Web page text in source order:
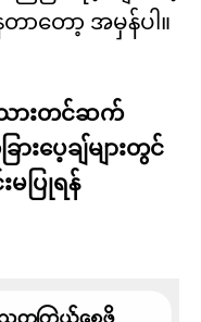
တော့ အမှန်ပါ။
းသားတင်ဆက်
းပေ့ချ်များတွင်
မပြုရန်